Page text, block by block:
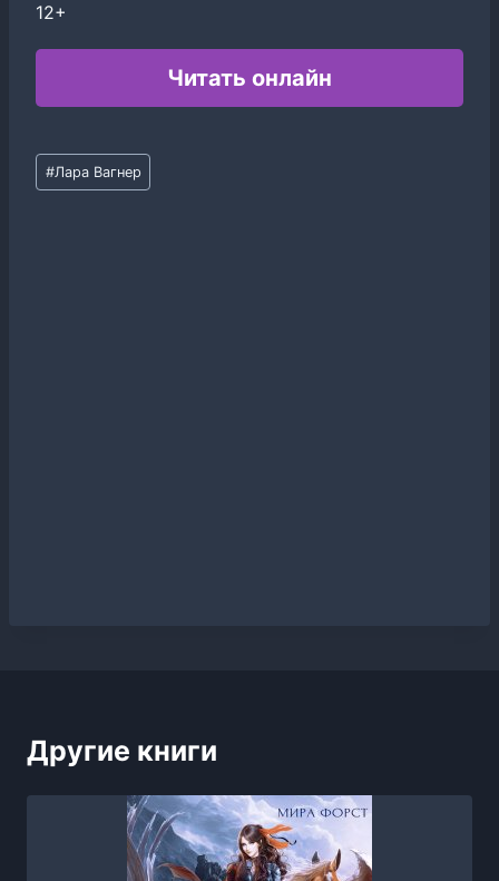
12+
Читать онлайн
Метки
записи:
#Лара Вагнер
Другие книги